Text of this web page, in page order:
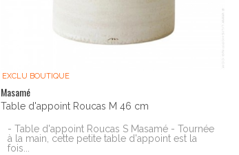
EXCLU BOUTIQUE
Masamé
Table d'appoint Roucas M 46 cm
- Table d'appoint Roucas S Masamé - Tournée
à la main, cette petite table d'appoint est la
fois...